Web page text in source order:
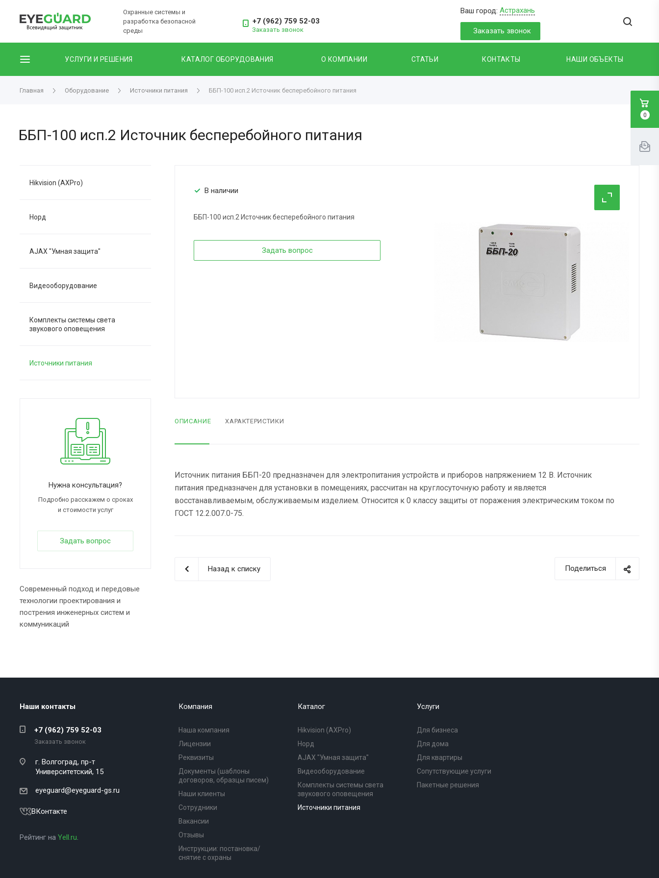
Охранные системы и
разработка безопасной
среды
+7 (962) 759 52-03
Заказать звонок
Ваш город: Астрахань
Заказать звонок
УСЛУГИ И РЕШЕНИЯ КАТАЛОГ ОБОРУДОВАНИЯ О КОМПАНИИ СТАТЬИ КОНТАКТЫ НАШИ ОБЪЕКТЫ
Главная Оборудование Источники питания ББП-100 исп.2 Источник бесперебойного питания
ББП-100 исп.2 Источник бесперебойного питания
В наличии
ББП-100 исп.2 Источник бесперебойного питания
Задать вопрос
ОПИСАНИЕ ХАРАКТЕРИСТИКИ
Источник питания ББП-20 предназначен для электропитания устройств и приборов напряжением 12 В. Источник
питания предназначен для установки в помещениях, рассчитан на круглосуточную работу и является
восстанавливаемым, обслуживаемым изделием. Относится к 0 классу защиты от поражения электрическим током по
ГОСТ 12.2.007.0-75.
Поделиться
Назад к списку
Hikvision (AXPro)
Норд
AJAX "Умная защита"
Видеооборудование
Комплекты системы света
звукового оповещения
Источники питания
Нужна консультация?
Подробно расскажем о сроках
и стоимости услуг
Задать вопрос
Современный подход и передовые
технологии проектирования и
пострения инженерных систем и
коммуникаций
Наши контакты
+7 (962) 759 52-03
Заказать звонок
г. Волгоград, пр-т
Университетский, 15
eyeguard@eyeguard-gs.ru
ВКонтакте
Рейтинг на Yell.ru.
Компания
Наша компания
Лицензии
Реквизиты
Документы (шаблоны
договоров, образцы писем)
Наши клиенты
Сотрудники
Вакансии
Отзывы
Инструкции: постановка/
снятие с охраны
Каталог
Hikvision (AXPro)
Норд
AJAX "Умная защита"
Видеооборудование
Комплекты системы света
звукового оповещения
Источники питания
Услуги
Для бизнеса
Для дома
Для квартиры
Сопутствующие услуги
Пакетные решения
0